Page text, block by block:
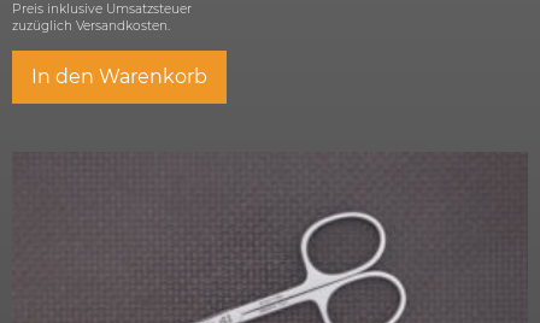
Preis inklusive Umsatzsteuer
zuzüglich Versandkosten.
In den Warenkorb